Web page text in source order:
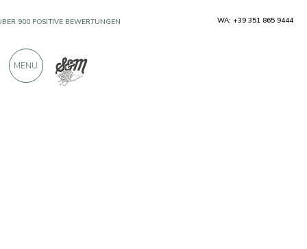
900 POSITIVE BEWERTUNGEN WA: +39 351 865 9444
MENU